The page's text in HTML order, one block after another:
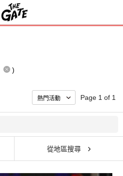
)
Page 1 of 1
從地區搜尋